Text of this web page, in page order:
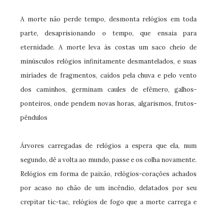
A morte não perde tempo, desmonta relógios em toda
parte, desaprisionando o tempo, que ensaia para
eternidade. A morte leva às costas um saco cheio de
minúsculos relógios infinitamente desmantelados, e suas
miríades de fragmentos, caídos pela chuva e pelo vento
dos caminhos, germinam caules de efêmero, galhos-
ponteiros, onde pendem novas horas, algarismos, frutos-
pêndulos
Árvores carregadas de relógios a espera que ela, num
segundo, dê a volta ao mundo, passe e os colha novamente.
Relógios em forma de paixão, relógios-corações achados
por acaso no chão de um incêndio, delatados por seu
crepitar tic-tac, relógios de fogo que a morte carrega e